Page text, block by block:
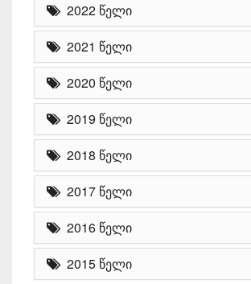
2022 წელი
2021 წელი
2020 წელი
2019 წელი
2018 წელი
2017 წელი
2016 წელი
2015 წელი